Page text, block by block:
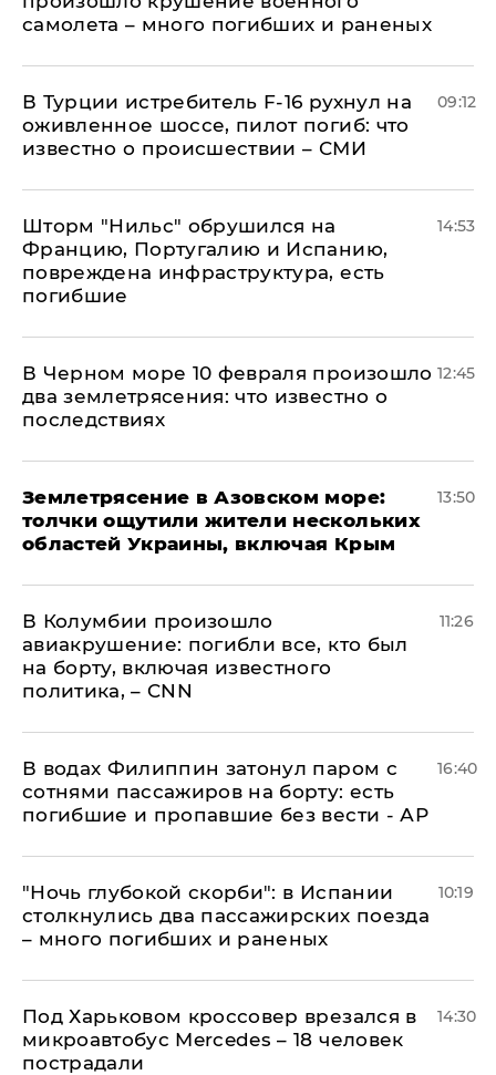
самолета – много погибших и раненых
В Турции истребитель F-16 рухнул на
оживленное шоссе, пилот погиб: что
известно о происшествии – СМИ
09:12
Шторм "Нильс" обрушился на
Францию, Португалию и Испанию,
повреждена инфраструктура, есть
погибшие
14:53
В Черном море 10 февраля произошло
два землетрясения: что известно о
последствиях
12:45
Землетрясение в Азовском море:
толчки ощутили жители нескольких
областей Украины, включая Крым
13:50
В Колумбии произошло
авиакрушение: погибли все, кто был
на борту, включая известного
политика, – CNN
11:26
В водах Филиппин затонул паром с
сотнями пассажиров на борту: есть
погибшие и пропавшие без вести - АР
16:40
"Ночь глубокой скорби": в Испании
столкнулись два пассажирских поезда
– много погибших и раненых
10:19
Под Харьковом кроссовер врезался в
микроавтобус Mercedes – 18 человек
пострадали
14:30